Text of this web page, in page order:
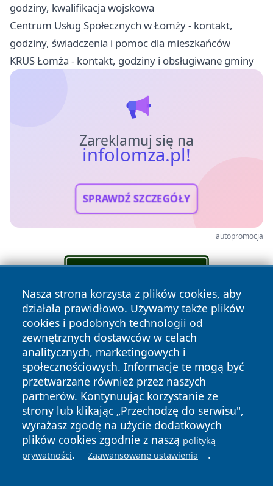
godziny, kwalifikacja wojskowa
Centrum Usług Społecznych w Łomży - kontakt,
godziny, świadczenia i pomoc dla mieszkańców
KRUS Łomża - kontakt, godziny i obsługiwane gminy
Zareklamuj się na
infolomza.pl!
SPRAWDŹ SZCZEGÓŁY
autopromocja
Nasza strona korzysta z plików cookies, aby
działała prawidłowo. Używamy także plików
cookies i podobnych technologii od
zewnętrznych dostawców w celach
analitycznych, marketingowych i
społecznościowych. Informacje te mogą być
przetwarzane również przez naszych
partnerów. Kontynuując korzystanie ze
strony lub klikając „Przechodzę do serwisu",
wyrażasz zgodę na użycie dodatkowych
plików cookies zgodnie z naszą polityką
prywatności. Zaawansowane ustawienia .
Copyright © 2026 infolomza.pl Wszystkie prawa zastrzeżone.
Polityka
Polityka